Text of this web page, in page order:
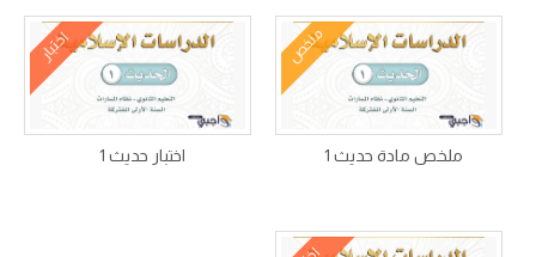
ملخص
ملخص مادة حديث 1
اختبار
اختبار حديث 1